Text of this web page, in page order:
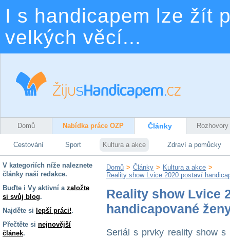
I s handicapem lze žít
velkých věcí...
Domů Nabídka práce OZP Články Rozhovory
Cestování Sport Kultura a akce Zdraví a pomůcky
V kategoriích níže naleznete
články naší redakce.
Buďte i Vy aktivní a založte
si svůj blog.
Najděte si lepší práci!.
Přečtěte si nejnovější
článek.
Domů > Články > Kultura a akce >
Reality show Lvice 2020 postaví
Reality show Lvice
handicapované
Seriál s prvky reality show